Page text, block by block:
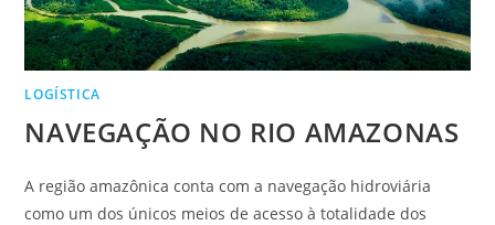
LOGÍSTICA
NAVEGAÇÃO NO RIO AMAZONAS
A região amazônica conta com a navegação hidroviária
como um dos únicos meios de acesso à totalidade dos